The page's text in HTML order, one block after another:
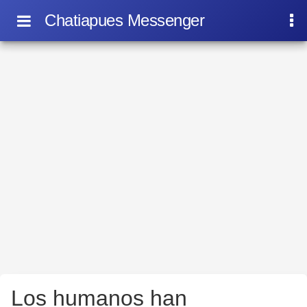
Chatiapues Messenger
Los humanos han